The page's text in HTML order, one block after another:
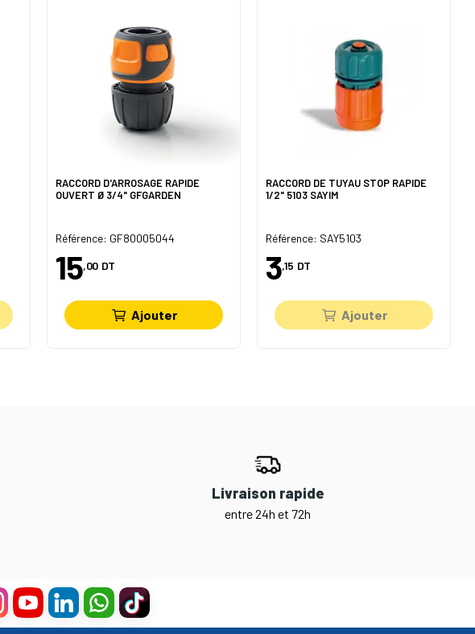
RACCORD D'ARROSAGE RAPIDE
OUVERT Ø 3/4" GFGARDEN
Référence: GF80005044
15,00 DT
Ajouter
RACCORD DE TUYAU STOP RAPIDE
1/2" 5103 SAYIM
Référence: SAY5103
3,15 DT
Ajouter
Livraison rapide
entre 24h et 72h